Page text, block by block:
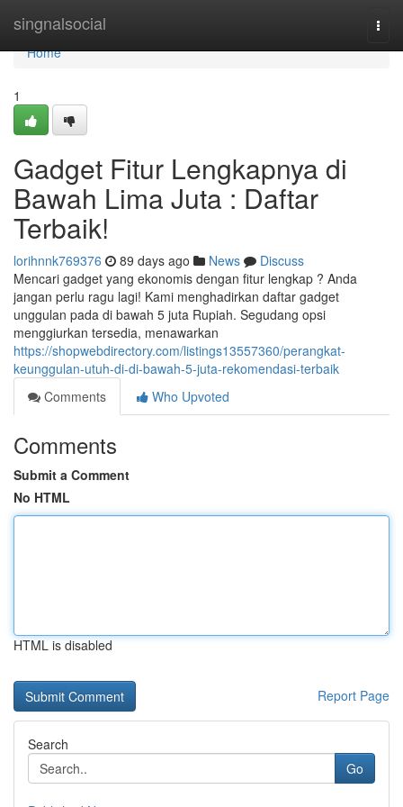
singnalsocial
Home
Home
1
Gadget Fitur Lengkapnya di
Bawah Lima Juta : Daftar
Terbaik!
lorihnnk769376 89 days ago News
Discuss
Mencari gadget yang ekonomis dengan fitur lengkap ? Anda
jangan perlu ragu lagi! Kami menghadirkan daftar gadget
unggulan pada di bawah 5 juta Rupiah. Segudang opsi
menggiurkan tersedia, menawarkan
https://shopwebdirectory.com/listings13557360/perangkat-
keunggulan-utuh-di-di-bawah-5-juta-rekomendasi-terbaik
Comments
Who Upvoted
Comments
Submit a Comment
No HTML
HTML is disabled
Report Page
Search
Go